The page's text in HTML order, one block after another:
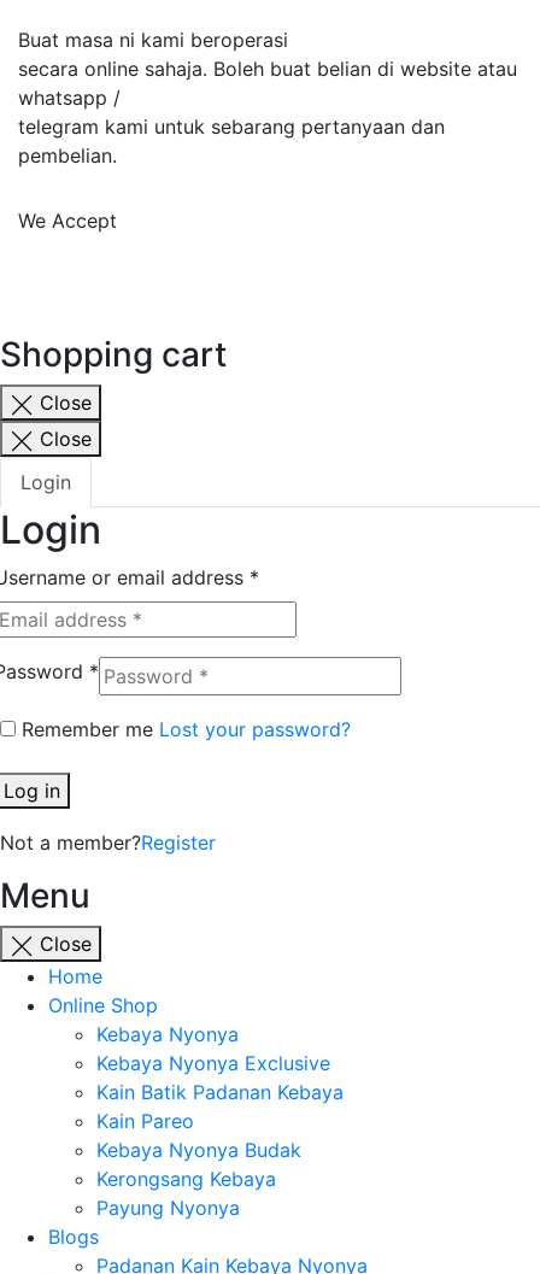
Buat masa ni kami beroperasi
secara online sahaja. Boleh buat belian di website atau
whatsapp /
telegram kami untuk sebarang pertanyaan dan
pembelian.
We Accept
Shopping cart
Close
Close
Login
Login
or email address *
*
Remember me Lost your password?
Log in
Not a member?Register
Menu
Close
Home
Online Shop
Kebaya Nyonya
Kebaya Nyonya Exclusive
Kain Batik Padanan Kebaya
Kain Pareo
Kebaya Nyonya Budak
Kerongsang Kebaya
Payung Nyonya
Blogs
Padanan Kain Kebaya Nyonya